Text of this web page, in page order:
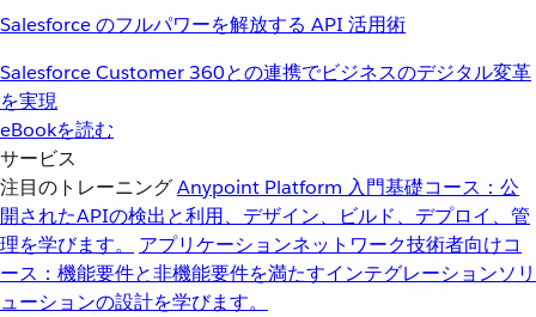
Salesforce のフルパワーを解放する API 活用術
Salesforce Customer 360との連携でビジネスのデジタル変革
を実現
eBookを読む
サービス
注目のトレーニングAnypoint Platform 入門基礎コース：公
開されたAPIの検出と利用、デザイン、ビルド、デプロイ、管
理を学びます。
アプリケーションネットワーク技術者向けコ
ース：機能要件と非機能要件を満たすインテグレーションソリ
ューションの設計を学びます。